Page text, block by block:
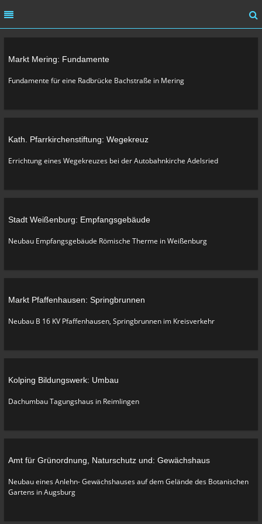
MENU
REFERENZEN
KARRIERE
MENU
Markt Mering: Fundamente
Fundamente für eine Radbrücke Bachstraße in Mering
Kath. Pfarrkirchenstiftung: Wegekreuz
Errichtung eines Wegekreuzes bei der Autobahnkirche Adelsried
Stadt Weißenburg: Empfangsgebäude
Neubau Empfangsgebäude Römische Therme in Weißenburg
Markt Pfaffenhausen: Springbrunnen
Neubau B 16 KV Pfaffenhausen, Springbrunnen im Kreisverkehr
Kolping Bildungswerk: Umbau
Dachumbau Tagungshaus in Reimlingen
Amt für Grünordnung, Naturschutz und: Gewächshaus
Neubau eines Anlehn- Gewächshauses auf dem Gelände des Botanischen
Gartens in Augsburg